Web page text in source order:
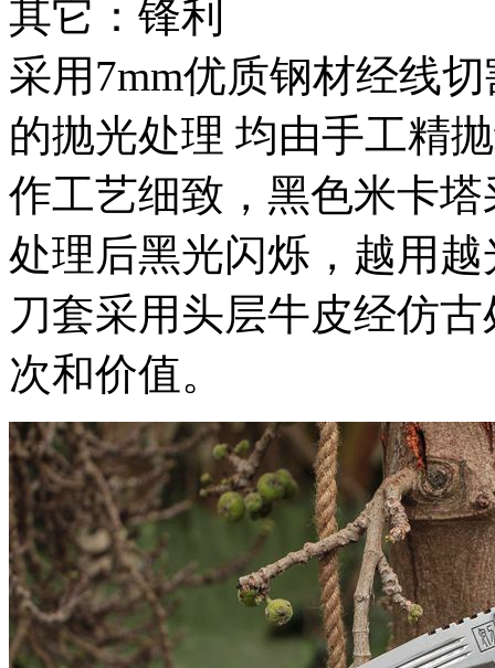
其它：锋利
采用7mm优质钢材经线
的抛光处理 均由手工精
作工艺细致，黑色米卡
处理后黑光闪烁，越用
刀套采用头层牛皮经仿
次和价值。